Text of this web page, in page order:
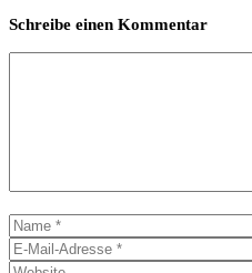
Schreibe einen Kommentar
Name